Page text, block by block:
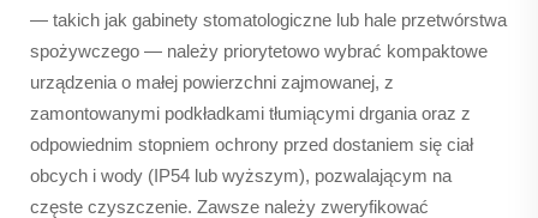
— takich jak gabinety stomatologiczne lub hale przetwórstwa
spożywczego — należy priorytetowo wybrać kompaktowe
urządzenia o małej powierzchni zajmowanej, z
zamontowanymi podkładkami tłumiącymi drgania oraz z
odpowiednim stopniem ochrony przed dostaniem się ciał
obcych i wody (IP54 lub wyższym), pozwalającym na
częste czyszczenie. Zawsze należy zweryfikować